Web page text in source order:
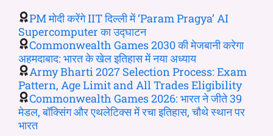
PM मोदी करेंगे IIT दिल्ली में ‘Param Pragya’ AI
Supercomputer का उद्घाटन
Commonwealth Games 2030 की मेजबानी करेगा
अहमदाबाद: भारत के खेल इतिहास में नया अध्याय
Army Bharti 2027 Selection Process: Exam
Pattern, Age Limit and All Trades Eligibility
Commonwealth Games 2026: भारत ने जीते 39
मेडल, बॉक्सिंग और एथलेटिक्स में रचा इतिहास, चौथे स्थान पर
भारत